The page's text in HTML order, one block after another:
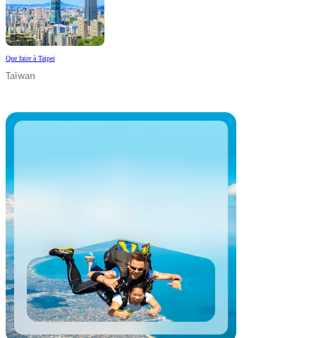
Que faire à Taipei
Taïwan